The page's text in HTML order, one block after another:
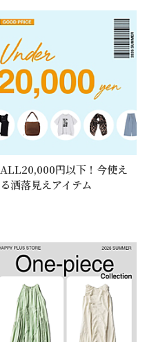
ALL20,000円以下！今使え
る洒落見えアイテム